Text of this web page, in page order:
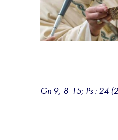
Gn 9, 8-15; Ps : 24